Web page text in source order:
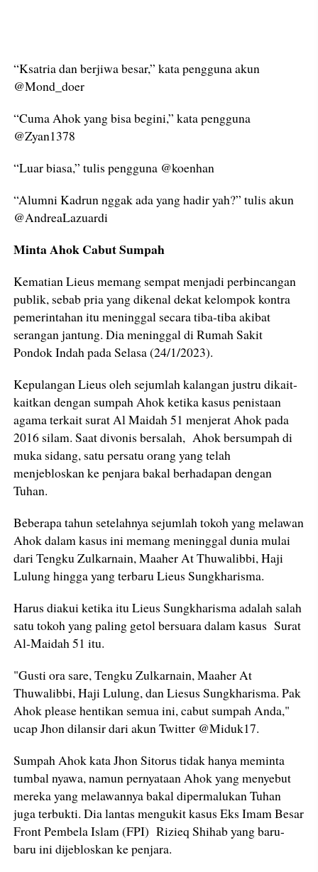
“Ksatria dan berjiwa besar,” kata pengguna akun
@Mond_doer
“Cuma Ahok yang bisa begini,” kata pengguna
@Zyan1378
“Luar biasa,” tulis pengguna @koenhan
“Alumni Kadrun nggak ada yang hadir yah?” tulis akun
@AndreaLazuardi
Minta Ahok Cabut Sumpah
Kematian Lieus memang sempat menjadi perbincangan
publik, sebab pria yang dikenal dekat kelompok kontra
pemerintahan itu meninggal secara tiba-tiba akibat
serangan jantung. Dia meninggal di Rumah Sakit
Pondok Indah pada Selasa (24/1/2023).
Kepulangan Lieus oleh sejumlah kalangan justru dikait-
kaitkan dengan sumpah Ahok ketika kasus penistaan
agama terkait surat Al Maidah 51 menjerat Ahok pada
2016 silam. Saat divonis bersalah, Ahok bersumpah di
muka sidang, satu persatu orang yang telah
menjebloskan ke penjara bakal berhadapan dengan
Tuhan.
Beberapa tahun setelahnya sejumlah tokoh yang melawan
Ahok dalam kasus ini memang meninggal dunia mulai
dari Tengku Zulkarnain, Maaher At Thuwalibbi, Haji
Lulung hingga yang terbaru Lieus Sungkharisma.
Harus diakui ketika itu Lieus Sungkharisma adalah salah
satu tokoh yang paling getol bersuara dalam kasus Surat
Al-Maidah 51 itu.
"Gusti ora sare, Tengku Zulkarnain, Maaher At
Thuwalibbi, Haji Lulung, dan Liesus Sungkharisma. Pak
Ahok please hentikan semua ini, cabut sumpah Anda,"
ucap Jhon dilansir dari akun Twitter @Miduk17.
Sumpah Ahok kata Jhon Sitorus tidak hanya meminta
tumbal nyawa, namun pernyataan Ahok yang menyebut
mereka yang melawannya bakal dipermalukan Tuhan
juga terbukti. Dia lantas mengukit kasus Eks Imam Besar
Front Pembela Islam (FPI) Rizieq Shihab yang baru-
baru ini dijebloskan ke penjara.